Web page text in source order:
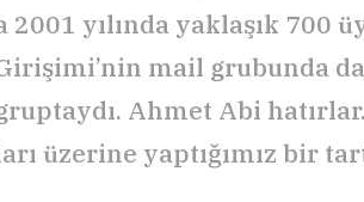
2001 yılında yaklaşık 700
mail grubunda da
Ahmet Abi
üzerine yaptığımız bir